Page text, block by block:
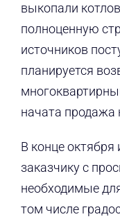
выкопали
полноценную
источников
планируется
начата продажа
В конце октября
заказчику с
необходимые
том числе